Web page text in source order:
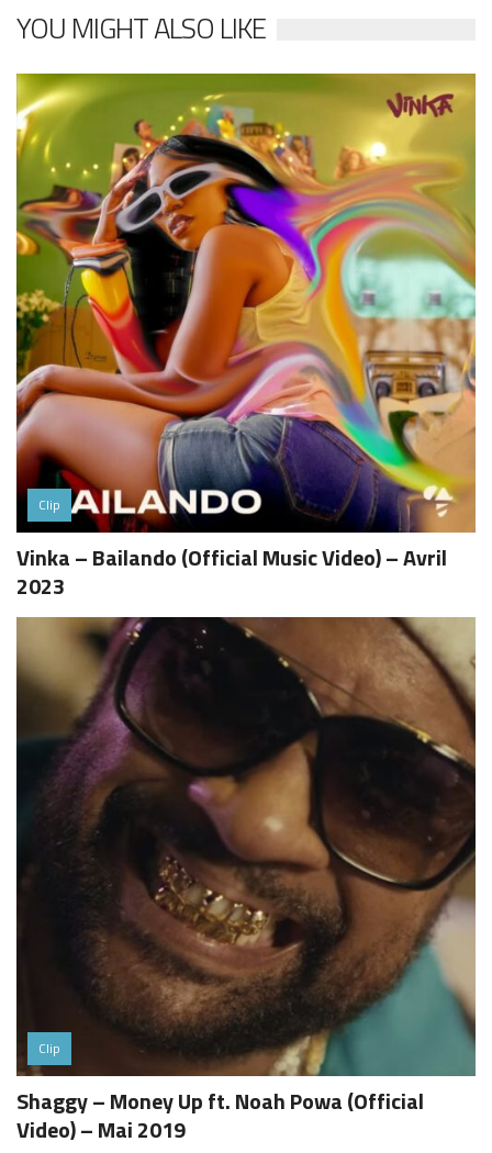
YOU MIGHT ALSO LIKE
Clip
Vinka – Bailando (Official Music Video) – Avril
2023
Clip
Shaggy – Money Up ft. Noah Powa (Official
Video) – Mai 2019